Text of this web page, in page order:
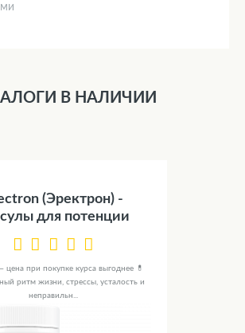
В НАЛИЧИИ
(Эректрон) -
для потенции
цена при покупке курса выгоднее 💊
ритм жизни, стрессы, усталость и
неправильн...